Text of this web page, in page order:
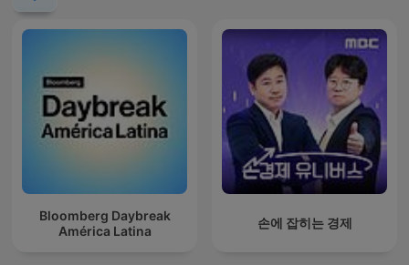
Bloomberg Daybreak
América Latina
손에 잡히는 경제